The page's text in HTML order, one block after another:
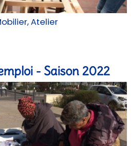
Atelier
- Saison 2022